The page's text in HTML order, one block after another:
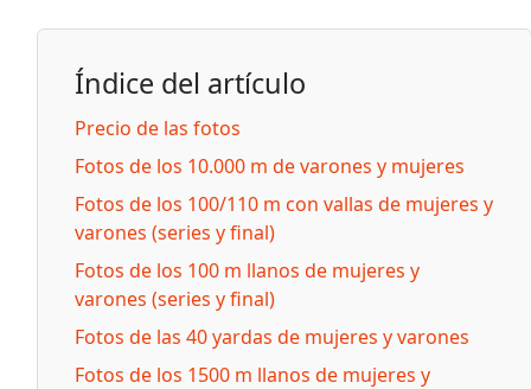
Índice del artículo
Precio de las fotos
Fotos de los 10.000 m de varones y mujeres
Fotos de los 100/110 m con vallas de mujeres y
varones (series y final)
Fotos de los 100 m llanos de mujeres y
varones (series y final)
Fotos de las 40 yardas de mujeres y varones
Fotos de los 1500 m llanos de mujeres y